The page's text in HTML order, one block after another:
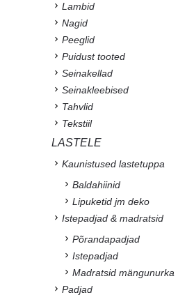
Lambid
Nagid
Peeglid
Puidust tooted
Seinakellad
Seinakleebised
Tahvlid
Tekstiil
LASTELE
Kaunistused lastetuppa
Baldahiinid
Lipuketid jm deko
Istepadjad & madratsid
Põrandapadjad
Istepadjad
Madratsid mängunurka
Padjad